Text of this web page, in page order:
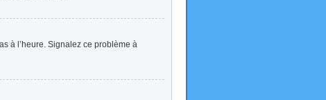
à l’heure. Signalez ce problème à